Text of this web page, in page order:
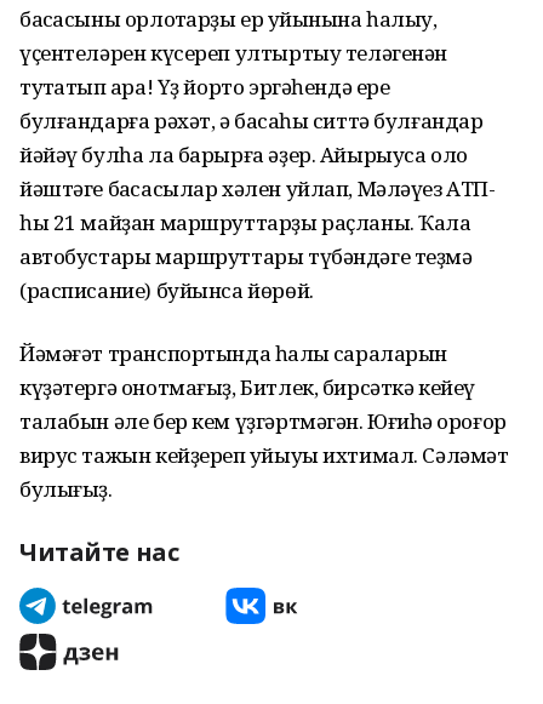
баҡсасыны орлоҡтарҙы ер ҡуйынына һалыу,
үҫентеләрен күсереп ултыртыу теләгенән
туҡтатып ҡара! Үҙ йорто эргәһендә ере
булғандарға рәхәт, ә баҡсаһы ситтә булғандар
йәйәү булһа ла барырға әҙер. Айырыуса оло
йәштәге баҡсасылар хәлен уйлап, Мәләүез АТП-
һы 21 майҙан маршруттарҙы раҫланы. Ҡала
автобустары маршруттары түбәндәге теҙмә
(расписание) буйынса йөрөй.
Йәмәғәт транспортында һаҡлыҡ сараларын
күҙәтергә онотмағыҙ, Битлек, бирсәткә кейеү
талабын әле бер кем үҙгәртмәгән. Юғиһә ҡороғор
вирус тажын кейҙереп ҡуйыуы ихтимал. Сәләмәт
булығыҙ.
Читайте нас